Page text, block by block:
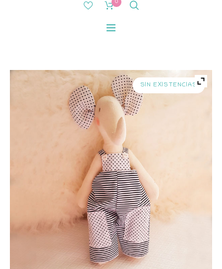
0
SIN EXISTENCIAS